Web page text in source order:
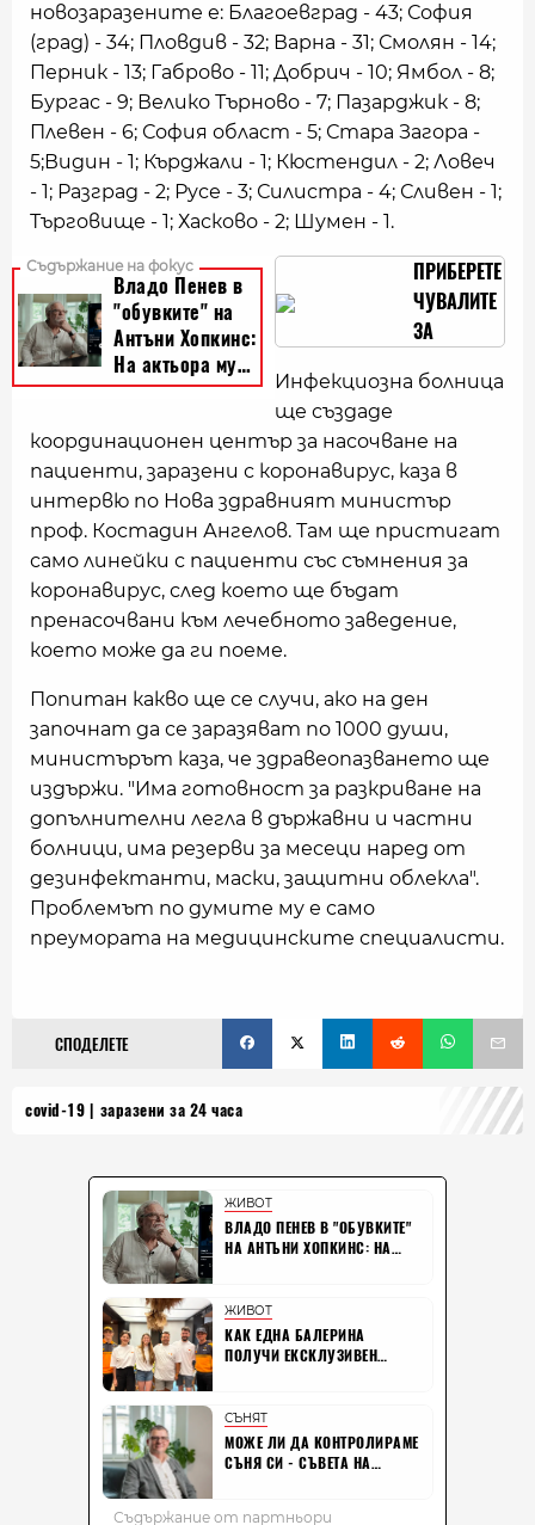
новозаразените е: Благоевград - 43; София
(град) - 34; Пловдив - 32; Варна - 31; Смолян - 14;
Перник - 13; Габрово - 11; Добрич - 10; Ямбол - 8;
Бургас - 9; Велико Търново - 7; Пазарджик - 8;
Плевен - 6; София област - 5; Стара Загора -
5;Видин - 1; Кърджали - 1; Кюстендил - 2; Ловеч
- 1; Разград - 2; Русе - 3; Силистра - 4; Сливен - 1;
Търговище - 1; Хасково - 2; Шумен - 1.
ПРИБЕРЕТЕ
ЧУВАЛИТЕ
ЗА
ВАДЕТЕ
С ПАРИТЕ
Инфекциозна болница
ще създаде
координационен център за насочване на
пациенти, заразени с коронавирус, каза в
интервю по Нова здравният министър
проф. Костадин Ангелов. Там ще пристигат
само линейки с пациенти със съмнения за
коронавирус, след което ще бъдат
пренасочвани към лечебното заведение,
което може да ги поеме.
Попитан какво ще се случи, ако на ден
започнат да се заразяват по 1000 души,
министърът каза, че здравеопазването ще
издържи. "Има готовност за разкриване на
допълнителни легла в държавни и частни
болници, има резерви за месеци наред от
дезинфектанти, маски, защитни облекла".
Проблемът по думите му е само
преумората на медицинските специалисти.
СПОДЕЛЕТЕ
covid-19 заразени за 24 часа